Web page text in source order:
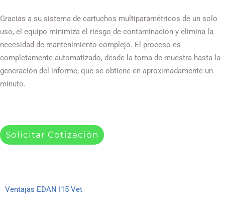
Gracias a su sistema de cartuchos multiparamétricos de un solo
uso, el equipo minimiza el riesgo de contaminación y elimina la
necesidad de mantenimiento complejo. El proceso es
completamente automatizado, desde la toma de muestra hasta la
generación del informe, que se obtiene en aproximadamente un
minuto.
Solicitar Cotización
Ventajas EDAN I15 Vet